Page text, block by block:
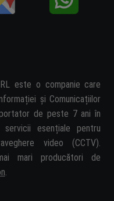
este o companie care
și Comunicațiilor
de peste 7 ani în
servicii esențiale pentru
video (CCTV).
mari producători de
.